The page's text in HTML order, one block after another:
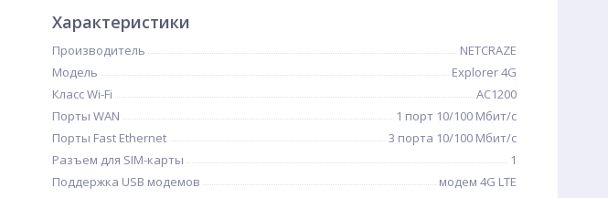
Характеристики
Производитель
NETCRAZE
Модель
Explorer 4G
Класс Wi-Fi
AC1200
Порты WAN
1 порт 10/100 Мбит/с
Порты Fast Ethernet
3 порта 10/100 Мбит/с
Разъем для SIM-карты
1
Поддержка USB модемов
модем 4G LTE